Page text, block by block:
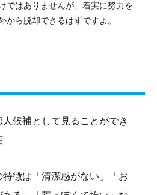
ではありませんが、着実に努力を
から脱却できるはずですよ。
候補として見ることができ
徴は「清潔感がない」「お